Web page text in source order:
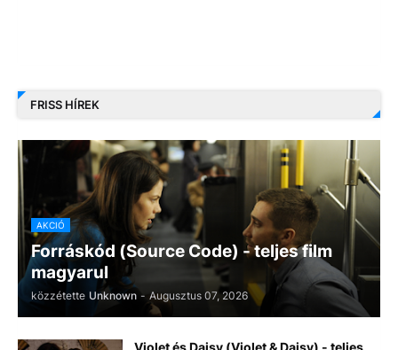
FRISS HÍREK
AKCIÓ
Forráskód (Source Code) - teljes film
magyarul
közzétette Unknown - Augusztus 07, 2026
Violet és Daisy (Violet & Daisy) - teljes